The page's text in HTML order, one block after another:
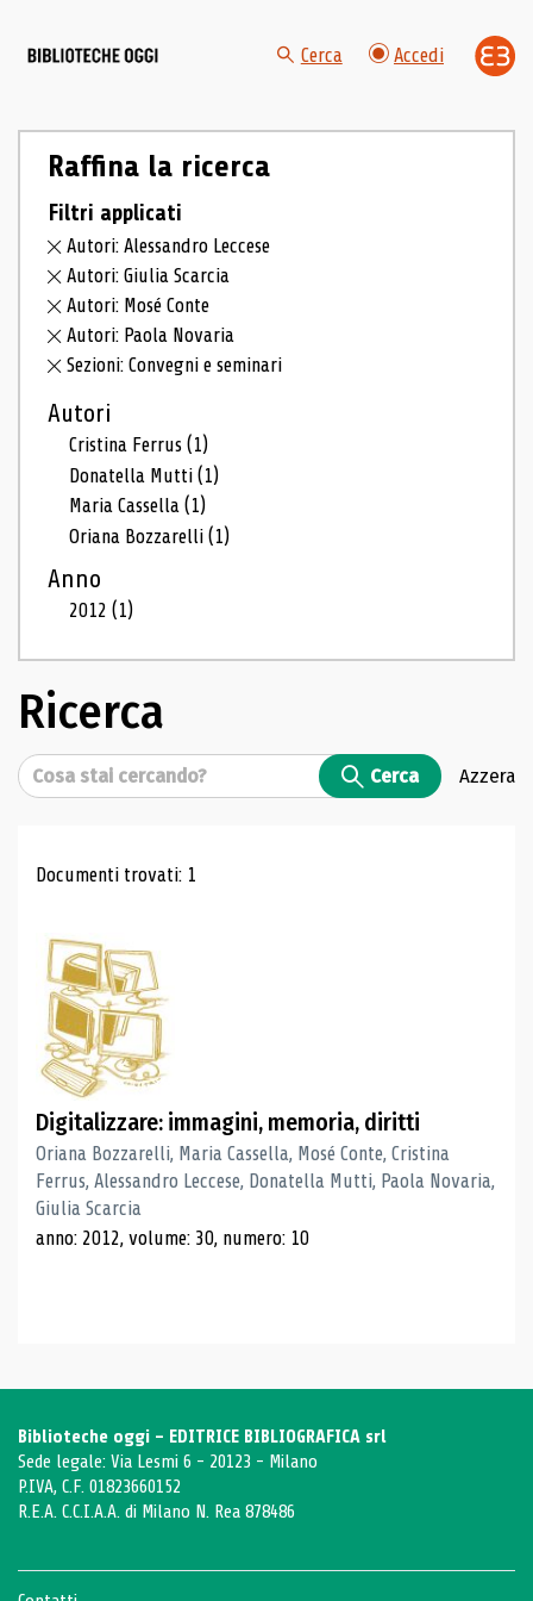
Cerca Accedi
Raffina la ricerca
Filtri applicati
Autori: Alessandro Leccese
Autori: Giulia Scarcia
Autori: Mosé Conte
Autori: Paola Novaria
Sezioni: Convegni e seminari
Autori
Cristina Ferrus(1)
Donatella Mutti(1)
Maria Cassella(1)
Oriana Bozzarelli(1)
Anno
2012(1)
Ricerca
Cerca Cerca Azzera
Risultati di ricerca
Documenti trovati: 1
Digitalizzare: immagini, memoria, diritti
Oriana Bozzarelli, Maria Cassella, Mosé Conte, Cristina
Ferrus, Alessandro Leccese, Donatella Mutti, Paola Novaria,
Giulia Scarcia
anno: 2012, volume: 30, numero: 10
Biblioteche oggi - EDITRICE BIBLIOGRAFICA srl
Sede legale: Via Lesmi 6 - 20123 - Milano
P.IVA, C.F. 01823660152
R.E.A. C.C.I.A.A. di Milano N. Rea 878486